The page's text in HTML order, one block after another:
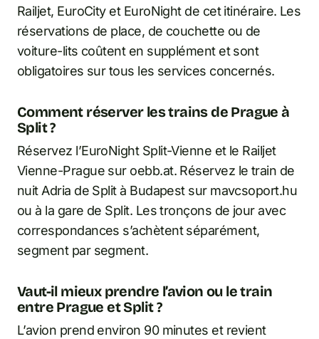
Railjet, EuroCity et EuroNight de cet itinéraire. Les
réservations de place, de couchette ou de
voiture-lits coûtent en supplément et sont
obligatoires sur tous les services concernés.
Comment réserver les trains de Prague à
Split ?
Réservez l’EuroNight Split-Vienne et le Railjet
Vienne-Prague sur oebb.at. Réservez le train de
nuit Adria de Split à Budapest sur mavcsoport.hu
ou à la gare de Split. Les tronçons de jour avec
correspondances s’achètent séparément,
segment par segment.
Vaut-il mieux prendre l’avion ou le train
entre Prague et Split ?
L’avion prend environ 90 minutes et revient